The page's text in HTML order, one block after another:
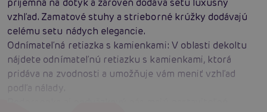
príjemná na dotyk a zároveň dodáva setu luxusný
vzhľad. Zamatové stuhy a strieborné krúžky dodávajú
celému setu nádych elegancie.
Odnímateľná retiazka s kamienkami: V oblasti dekoltu
nájdete odnímateľnú retiazku s kamienkami, ktorá
pridáva na zvodnosti a umožňuje vám meniť vzhľad
podľa nálady.